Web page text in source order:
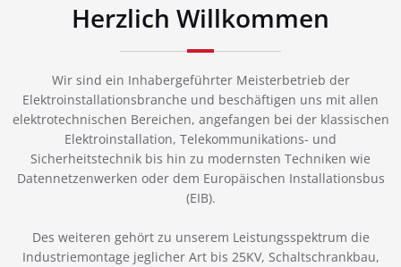
Herzlich Willkommen
Wir sind ein Inhabergeführter Meisterbetrieb der
Elektroinstallationsbranche und beschäftigen uns mit allen
elektrotechnischen Bereichen, angefangen bei der klassischen
Elektroinstallation, Telekommunikations- und
Sicherheitstechnik bis hin zu modernsten Techniken wie
Datennetzenwerken oder dem Europäischen Installationsbus
(EIB).
Des weiteren gehört zu unserem Leistungsspektrum die
Industriemontage jeglicher Art bis 25KV, Schaltschrankbau,